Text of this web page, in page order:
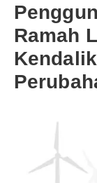
Ramah